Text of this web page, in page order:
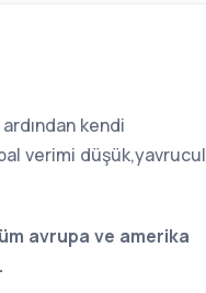
ardından kendi
verimi düşük,yavrucul
avrupa ve amerika